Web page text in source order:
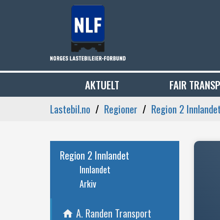
AKTUELT
FAIR
Lastebil.no
Regioner Region 2
Region 2 Innlandet
Innlandet
Arkiv
home A. Randen Transport